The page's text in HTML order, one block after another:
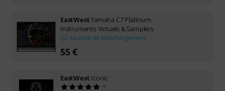
EastWestYamaha C7 Platinum
Instruments Virtuels & Samplers
Licence de téléchargement
55 €
EastWest Iconic
1